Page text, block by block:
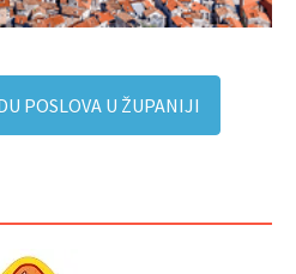
POSLOVA U ŽUPANIJI